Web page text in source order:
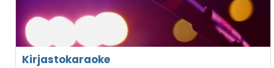
Kirjastokaraoke